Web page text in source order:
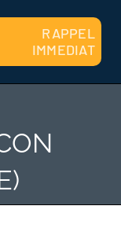
RAPPEL
IMMEDIAT